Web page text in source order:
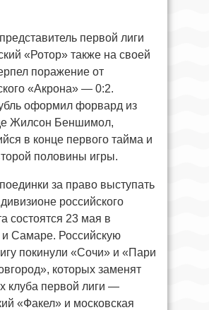
первой лиги
«Ротор» также на своей
поражение от
«Акрона» — 0:2.
оформил форвард из
Жилсон Беншимол,
в конце первого тайма и
половины игры.
за право выступать
российского
состоятся 23 мая в
и Самаре. Российскую
покинули «Сочи» и «Пари
которых заменят
клуба первой лиги —
«Факел» и московская